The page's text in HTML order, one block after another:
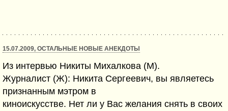
15.07.2009, ОСТАЛЬНЫЕ НОВЫЕ АНЕКДОТЫ
Из интервью Никиты Михалкова (М).
Журналист (Ж): Никита Сергеевич, вы являетесь
признанным мэтром в
киноискусстве. Нет ли у Вас желания снять в своих